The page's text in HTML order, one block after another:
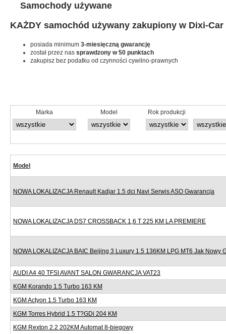
Samochody używane
KAŻDY samochód używany zakupiony w Dixi-Car
posiada minimum 3-miesięczną gwarancję
został przez nas sprawdzony w 50 punktach
zakupisz bez podatku od czynności cywilno-prawnych
Marka Model Rok produkcji
Model
NOWA LOKALIZACJA Renault Kadjar 1.5 dci Navi Serwis ASO Gwarancja
NOWA LOKALIZACJA DS7 CROSSBACK 1,6 T 225 KM LA PREMIERE
NOWA LOKALIZACJA BAIC Beijing 3 Luxury 1.5 136KM LPG MT6 Jak Nowy
AUDI A4 40 TFSI AVANT SALON GWARANCJA VAT23
KGM Korando 1.5 Turbo 163 KM
KGM Actyon 1.5 Turbo 163 KM
KGM Torres Hybrid 1.5 T?GDi 204 KM
KGM Rexton 2.2 202KM Automat 8-biegowy